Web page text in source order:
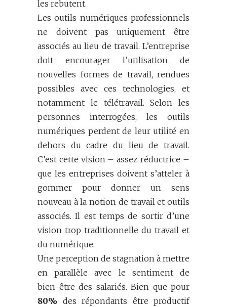
les rebutent.
Les outils numériques professionnels
ne doivent pas uniquement être
associés au lieu de travail. L’entreprise
doit encourager l’utilisation de
nouvelles formes de travail, rendues
possibles avec ces technologies, et
notamment le télétravail. Selon les
personnes interrogées, les outils
numériques perdent de leur utilité en
dehors du cadre du lieu de travail.
C’est cette vision – assez réductrice –
que les entreprises doivent s’atteler à
gommer pour donner un sens
nouveau à la notion de travail et outils
associés. Il est temps de sortir d’une
vision trop traditionnelle du travail et
du numérique.
Une perception de stagnation à mettre
en parallèle avec le sentiment de
bien-être des salariés. Bien que pour
80% des répondants être productif